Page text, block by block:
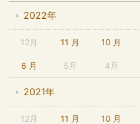
2022年
12月 11 月 10 月
6 月 5月 4月
2021年
12月 11 月 10 月